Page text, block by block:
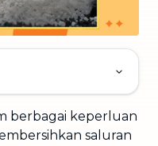
berbagai keperluan
saluran